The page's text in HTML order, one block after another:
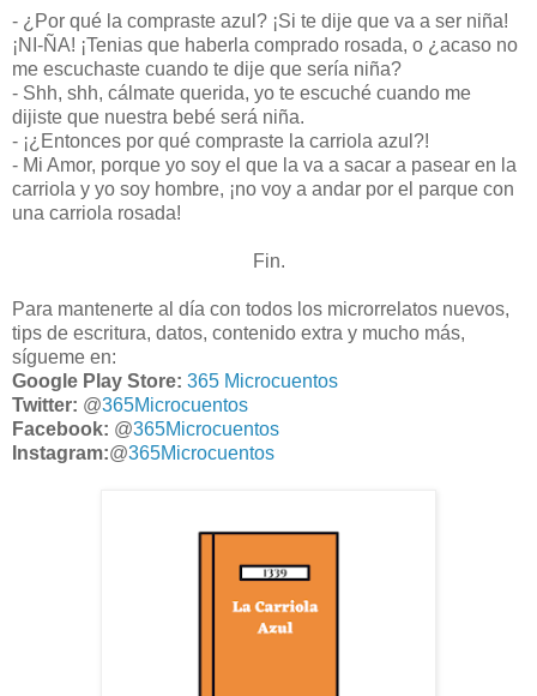
- ¿Por qué la compraste azul? ¡Si te dije que va a ser niña!
¡NI-ÑA! ¡Tenias que haberla comprado rosada, o ¿acaso no
me escuchaste cuando te dije que sería niña?
- Shh, shh, cálmate querida, yo te escuché cuando me
dijiste que nuestra bebé será niña.
- ¡¿Entonces por qué compraste la carriola azul?!
- Mi Amor, porque yo soy el que la va a sacar a pasear en la
carriola y yo soy hombre, ¡no voy a andar por el parque con
una carriola rosada!
Fin.
Para mantenerte al día con todos los microrrelatos nuevos,
tips de escritura, datos, contenido extra y mucho más,
sígueme en:
Google Play Store: 365 Microcuentos
Twitter: @365Microcuentos
Facebook: @365Microcuentos
Instagram:@365Microcuentos